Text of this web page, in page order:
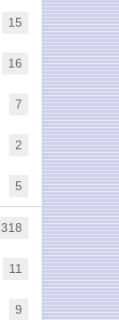
15
16
7
2
5
318
11
9